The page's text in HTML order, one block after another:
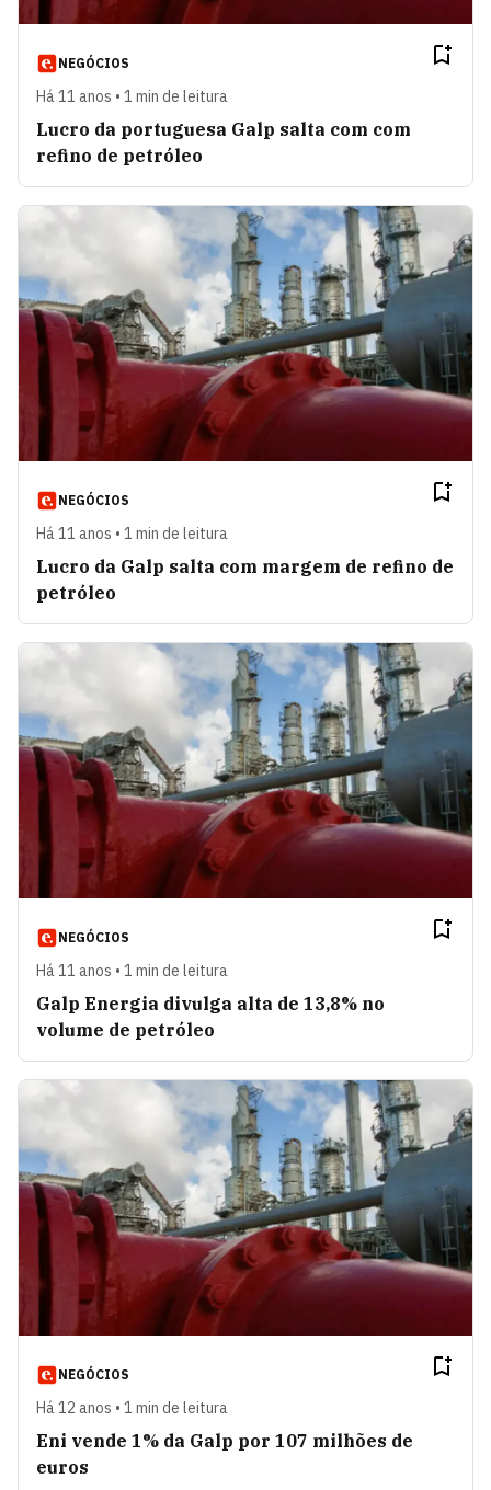
NEGÓCIOS
Há 11 anos • 1 min de leitura
Lucro da portuguesa Galp salta com com
refino de petróleo
NEGÓCIOS
Há 11 anos • 1 min de leitura
Lucro da Galp salta com margem de refino de
petróleo
NEGÓCIOS
Há 11 anos • 1 min de leitura
Galp Energia divulga alta de 13,8% no
volume de petróleo
NEGÓCIOS
Há 12 anos • 1 min de leitura
Eni vende 1% da Galp por 107 milhões de
euros